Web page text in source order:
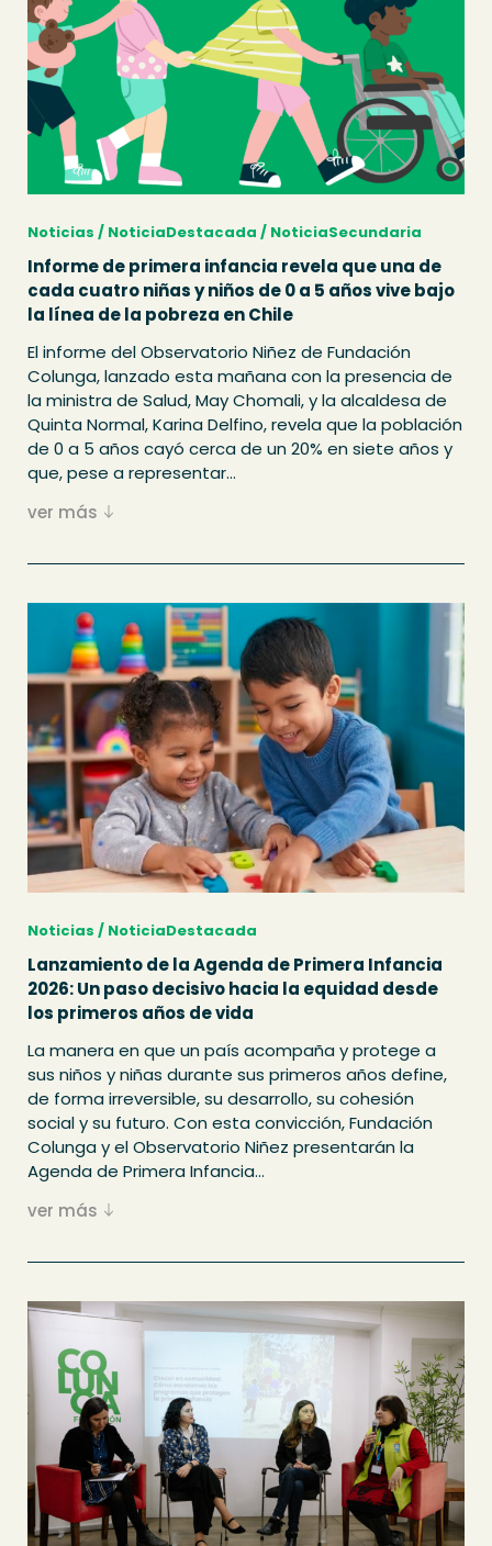
Noticias / NoticiaDestacada / NoticiaSecundaria
Informe de primera infancia revela que una de
cada cuatro niñas y niños de 0 a 5 años vive bajo
la línea de la pobreza en Chile
El informe del Observatorio Niñez de Fundación
Colunga, lanzado esta mañana con la presencia de
la ministra de Salud, May Chomali, y la alcaldesa de
Quinta Normal, Karina Delfino, revela que la población
de 0 a 5 años cayó cerca de un 20% en siete años y
que, pese a representar...
ver más
Noticias / NoticiaDestacada
Lanzamiento de la Agenda de Primera Infancia
2026: Un paso decisivo hacia la equidad desde
los primeros años de vida
La manera en que un país acompaña y protege a
sus niños y niñas durante sus primeros años define,
de forma irreversible, su desarrollo, su cohesión
social y su futuro. Con esta convicción, Fundación
Colunga y el Observatorio Niñez presentarán la
Agenda de Primera Infancia...
ver más